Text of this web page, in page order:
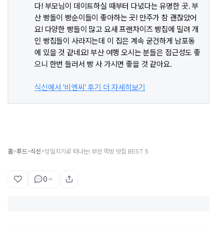
다! 부모님이 데이트하실 때부터 다녔다는 유명한 곳. 부
산 빵돌이 빵순이들이 좋아하는 곳! 만주가 참 괜찮았어
요! 다양한 빵들이 많고 요새 프랜차이즈 빵집에 밀려 개
인 빵집들이 사라지는데 이 집은 계속 굳건하게 남포동
에 있을 것 같네요! 부산 여행 오시는 분들은 접근성도 좋
으니 한번 들러서 빵 사 가시면 좋을 것 같아요.
식신에서 '비엔씨' 후기 더 자세히보기
홈>푸드>식신 >당일치기로 떠나는! 부산 먹방 맛집 BEST 5
0